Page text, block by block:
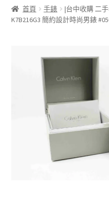
實體門市
科技新消息
首頁 手錶
|台中收購 二
K7B216G3 簡約設計時尚男錶